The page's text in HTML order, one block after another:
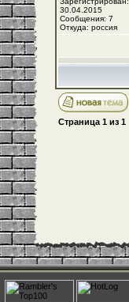
30.04.2015
Сообщения: 7
Откуда: россия
Страница 1 из 1